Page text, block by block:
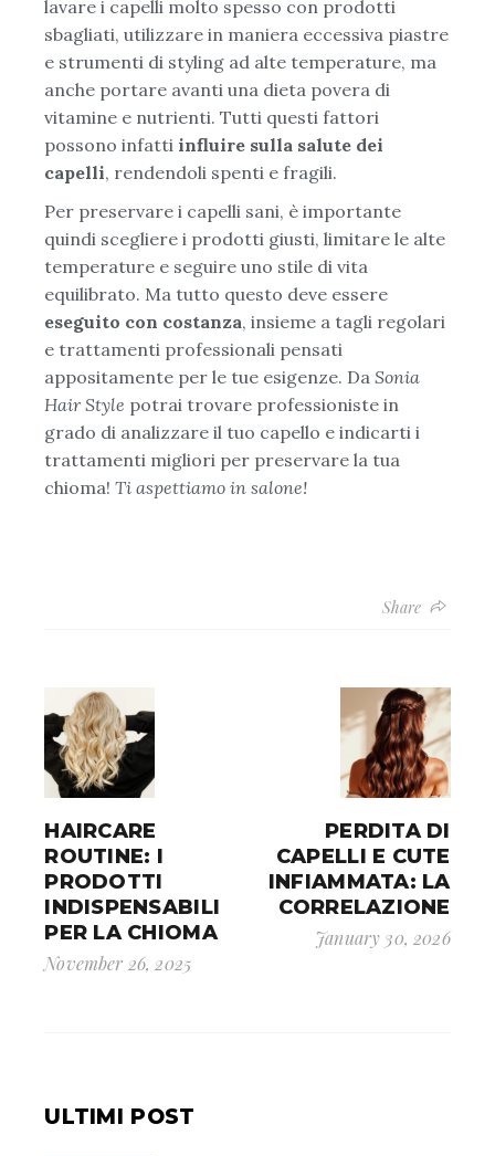
lavare i capelli molto spesso con prodotti
sbagliati, utilizzare in maniera eccessiva piastre
e strumenti di styling ad alte temperature, ma
anche portare avanti una dieta povera di
vitamine e nutrienti. Tutti questi fattori
possono infatti influire sulla salute dei
capelli, rendendoli spenti e fragili.
Per preservare i capelli sani, è importante
quindi scegliere i prodotti giusti, limitare le alte
temperature e seguire uno stile di vita
equilibrato. Ma tutto questo deve essere
eseguito con costanza, insieme a tagli regolari
e trattamenti professionali pensati
appositamente per le tue esigenze. DaSonia
Hair Style potrai trovare professioniste in
grado di analizzare il tuo capello e indicarti i
trattamenti migliori per preservare la tua
chioma!Ti aspettiamo in salone!
Share
HAIRCARE
ROUTINE: I
PRODOTTI
INDISPENSABILI
PER LA CHIOMA
November 26, 2025
PERDITA DI
CAPELLI E CUTE
INFIAMMATA: LA
CORRELAZIONE
January 30, 2026
ULTIMI POST